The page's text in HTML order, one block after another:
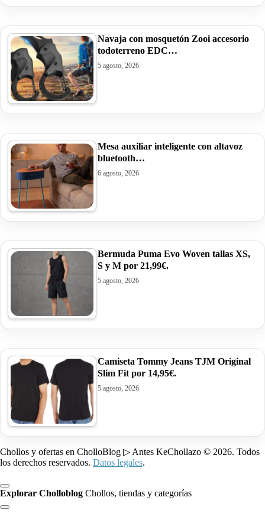
Navaja con mosquetón Zooi accesorio
todoterreno EDC…
5 agosto, 2026
Mesa auxiliar inteligente con altavoz
bluetooth…
6 agosto, 2026
Bermuda Puma Evo Woven tallas XS,
S y M por 21,99€.
5 agosto, 2026
Camiseta Tommy Jeans TJM Original
Slim Fit por 14,95€.
5 agosto, 2026
Chollos y ofertas en CholloBlog ▷ Antes KeChollazo © 2026. Todos
los derechos reservados. Datos legales.
Explorar Cholloblog Chollos, tiendas y categorías